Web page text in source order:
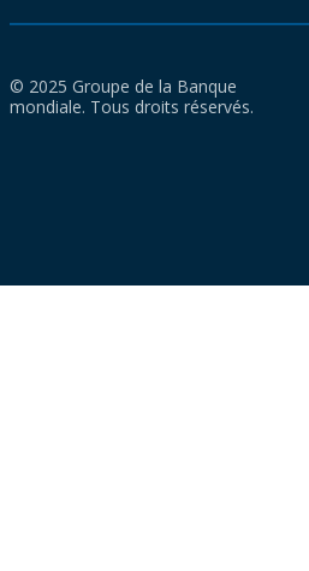
© 2025 Groupe de la Banque
mondiale. Tous droits réservés.